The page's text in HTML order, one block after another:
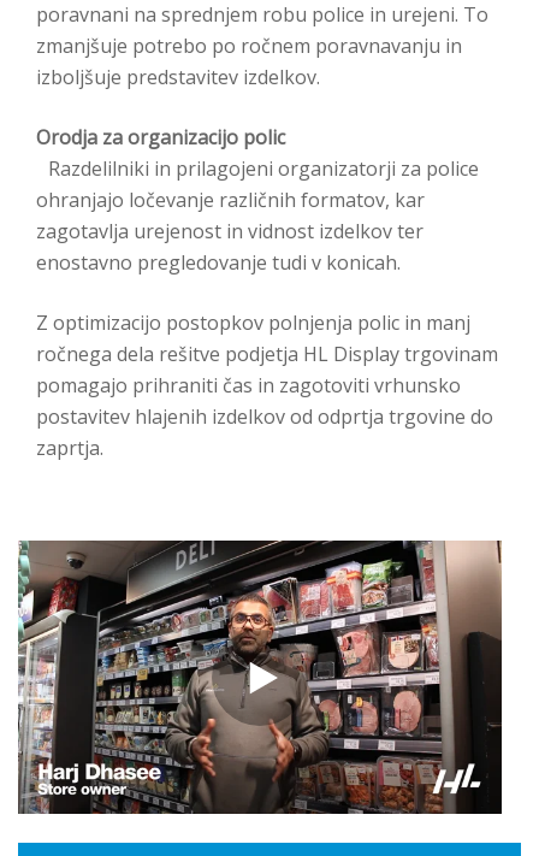
poravnani na sprednjem robu police in urejeni. To
zmanjšuje potrebo po ročnem poravnavanju in
izboljšuje predstavitev izdelkov.
Orodja za organizacijo polic
Razdelilniki in prilagojeni organizatorji za police
ohranjajo ločevanje različnih formatov, kar
zagotavlja urejenost in vidnost izdelkov ter
enostavno pregledovanje tudi v konicah.
Z optimizacijo postopkov polnjenja polic in manj
ročnega dela rešitve podjetja HL Display trgovinam
pomagajo prihraniti čas in zagotoviti vrhunsko
postavitev hlajenih izdelkov od odprtja trgovine do
zaprtja.